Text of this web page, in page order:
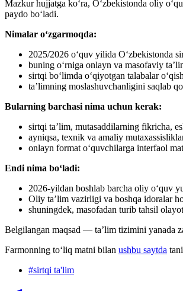
Mazkur hujjatga ko‘ra, O‘zbekistonda oliy
paydo boʻladi.
Nimalar oʻzgarmoqda:
2025/2026 o‘quv yilida O‘zbekistonda
buning oʻrniga onlayn va masofaviy
sirtqi boʻlimda oʻqiyotgan talabalar
taʼlimning moslashuvchanligini saqlab
Bularning barchasi nima uchun kerak:
sirtqi ta’lim, mutasaddilarning fikricha,
ayniqsa, texnik va amaliy
onlayn format oʻquvchilarga interfaol
Endi nima boʻladi:
2026-yildan boshlab barcha oliy o‘quv
Oliy taʼlim vazirligi va boshqa idoralar
shuningdek, masofadan turib tahsil
Belgilangan maqsad — ta’lim tizimini yanada
Farmonning toʻliq matni bilan ushbu saytda
#sirtqi ta'lim